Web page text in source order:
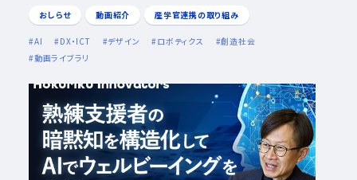
おしらせ 動画紹介 産学官連携の取り組み
AI DX・ICT デザイン ロボティクス
創造社会
動画ライブラリ